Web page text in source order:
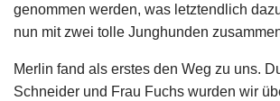
genommen werden, was letztendlich
nun mit zwei tolle Junghunden
Merlin fand als erstes den Weg zu uns.
Schneider und Frau Fuchs wurden wir